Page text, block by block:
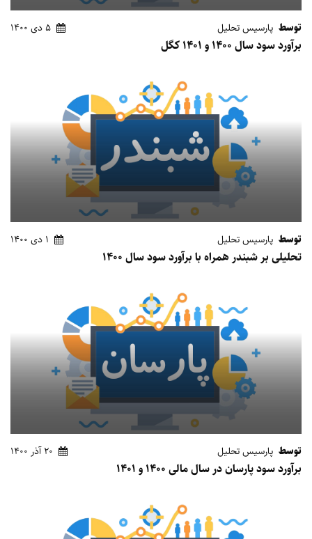
توسط پارسیس تحلیل 5 دی 1400
برآورد سود سال 1400 و 1401 کگل
توسط پارسیس تحلیل 1 دی 1400
تحلیلی بر شبندر همراه با برآورد سود سال 1400
توسط پارسیس تحلیل 20 آذر 1400
برآورد سود پارسان در سال مالی 1400 و 1401